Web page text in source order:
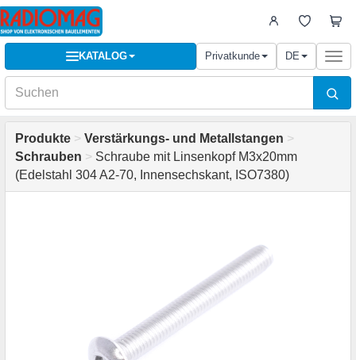
KATALOG Privatkunde DE
Produkte > Verstärkungs- und Metallstangen >
Schrauben > Schraube mit Linsenkopf M3x20mm
(Edelstahl 304 A2-70, Innensechskant, ISO7380)